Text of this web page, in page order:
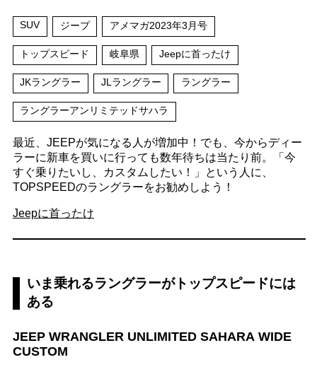
SUV ジープ アメマガ2023年3月号
トップスピード 岐阜県 Jeepに首ったけ
JKラングラー JLラングラー ラングラー
ラングラーアンリミテッドサハラ
最近、JEEPが気になる人が増加中！でも、今からディー
ラーに新車を買いに行っても数年待ちは当たり前。「今
すぐ乗りたいし、カスタムしたい！」という人に、
TOPSPEEDのラングラーをお勧めしよう！
Jeepに首ったけ
いま乗れるラングラーがトップスピードには
ある
JEEP WRANGLER UNLIMITED SAHARA WIDE
CUSTOM